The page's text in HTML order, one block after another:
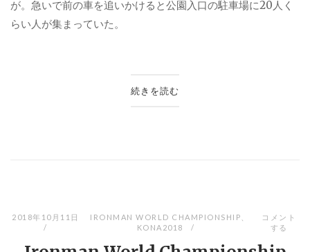
が。急いで前の車を追いかけると公園入口の駐車場に20 人く
らい人が集まっていた。
続きを読む
2018年10月11日 IRONMAN WORLD CHAMPIONSHIP
KONA2018
コメント
する